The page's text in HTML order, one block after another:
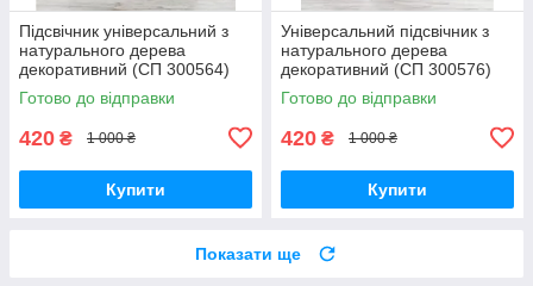
Підсвічник універсальний з
натурального дерева
декоративний (СП 300564)
Готово до відправки
420 ₴ 1 000 ₴
Купити
Універсальний підсвічник з
натурального дерева
декоративний (СП 300576)
Готово до відправки
420 ₴ 1 000 ₴
Купити
Показати ще